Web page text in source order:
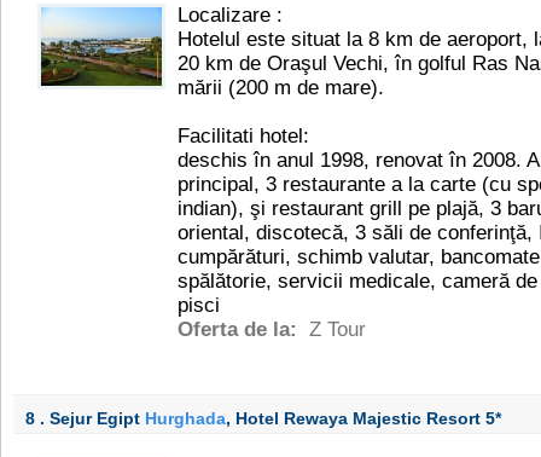
Localizare :
Hotelul este situat la 8 km de aeroport,
20 km de Oraşul Vechi, în golful Ras
mării (200 m de mare).
Facilitati hotel:
deschis în anul 1998, renovat în 2008.
principal, 3 restaurante a la carte (cu
indian), şi restaurant grill pe plajă, 3
oriental, discotecă, 3 săli de conferinţă,
cumpărături, schimb valutar,
spălătorie, servicii medicale, cameră
pisci
Oferta de la:
Z Tour
8 . Sejur Egipt Hurghada, Hotel Rewaya Majestic Resort 5*